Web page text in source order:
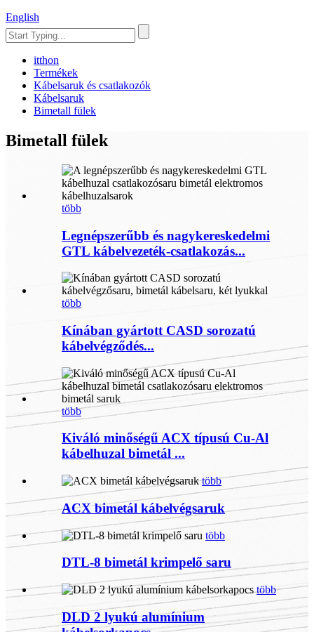
English
itthon
Termékek
Kábelsaruk és csatlakozók
Kábelsaruk
Bimetall fülek
Bimetall fülek
több
Legnépszerűbb és nagykereskedelmi
GTL kábelvezeték-csatlakozás...
több
Kínában gyártott CASD sorozatú
kábelvégződés...
több
Kiváló minőségű ACX típusú Cu-Al
kábelhuzal bimetál ...
több
ACX bimetál kábelvégsaruk
több
DTL-8 bimetál krimpelő saru
több
DLD 2 lyukú alumínium